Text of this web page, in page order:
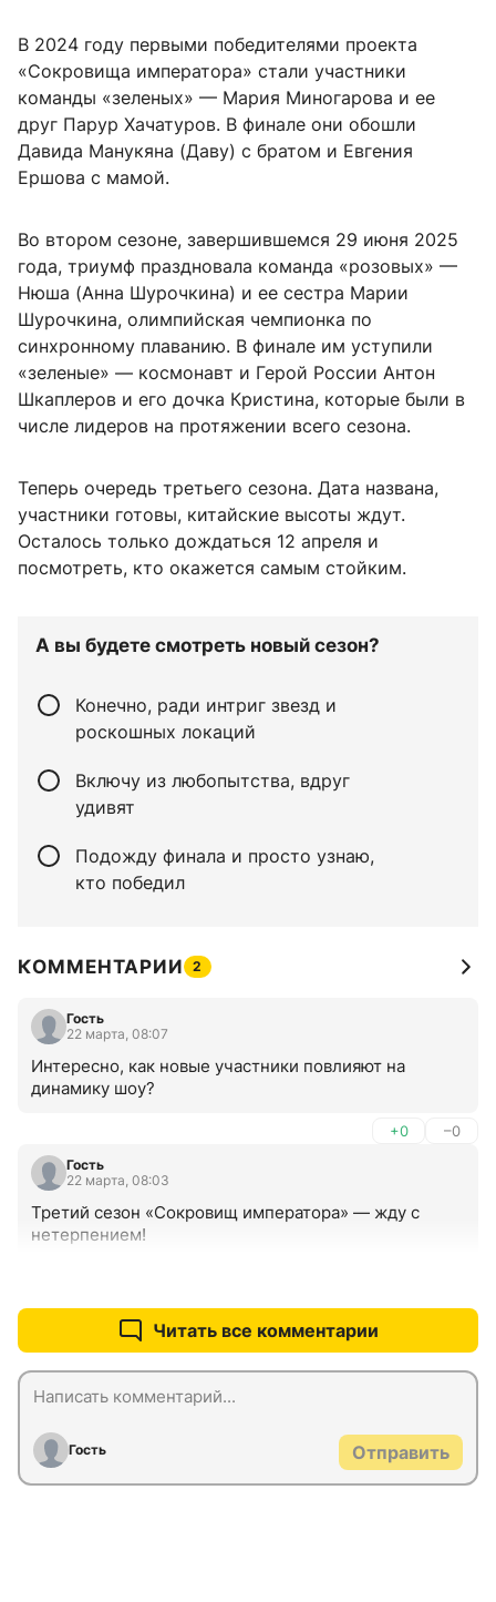
В 2024 году первыми победителями проекта
«Сокровища императора» стали участники
команды «зеленых» — Мария Миногарова и ее
друг Парур Хачатуров. В финале они обошли
Давида Манукяна (Даву) с братом и Евгения
Ершова с мамой.
Во втором сезоне, завершившемся 29 июня 2025
года, триумф праздновала команда «розовых» —
Нюша (Анна Шурочкина) и ее сестра Марии
Шурочкина, олимпийская чемпионка по
синхронному плаванию. В финале им уступили
«зеленые» — космонавт и Герой России Антон
Шкаплеров и его дочка Кристина, которые были в
числе лидеров на протяжении всего сезона.
Теперь очередь третьего сезона. Дата названа,
участники готовы, китайские высоты ждут.
Осталось только дождаться 12 апреля и
посмотреть, кто окажется самым стойким.
А вы будете смотреть новый сезон?
Конечно, ради интриг звезд и
роскошных локаций
Включу из любопытства, вдруг
удивят
Подожду финала и просто узнаю,
кто победил
КОММЕНТАРИИ 2
Гость
22 марта, 08:07
Интересно, как новые участники повлияют на
динамику шоу?
+0 –0
Гость
22 марта, 08:03
Третий сезон «Сокровищ императора» — жду с
нетерпением!
Читать все комментарии
Гость Отправить